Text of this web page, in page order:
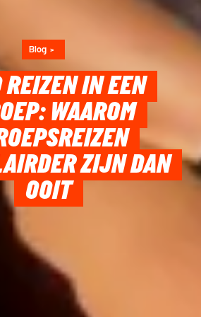
Blog
REIZEN IN EEN
WAAROM
ZIJN DAN
OOIT